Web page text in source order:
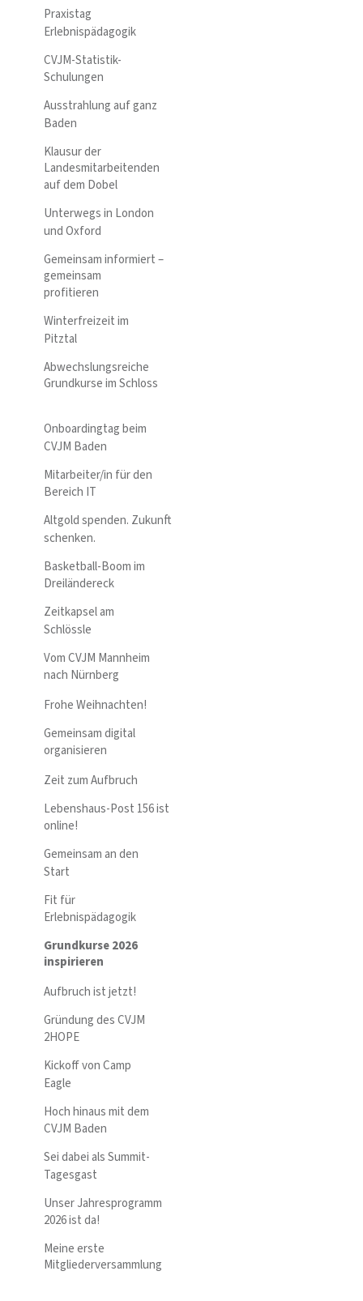
Praxistag
Erlebnispädagogik
CVJM-Statistik-
Schulungen
Ausstrahlung auf ganz
Baden
Klausur der
Landesmitarbeitenden
auf dem Dobel
Unterwegs in London
und Oxford
Gemeinsam informiert –
gemeinsam
profitieren
Winterfreizeit im
Pitztal
Abwechslungsreiche
Grundkurse im Schloss
Onboardingtag beim
CVJM Baden
Mitarbeiter/in für den
Bereich IT
Altgold spenden. Zukunft
schenken.
Basketball-Boom im
Dreiländereck
Zeitkapsel am
Schlössle
Vom CVJM Mannheim
nach Nürnberg
Frohe Weihnachten!
Gemeinsam digital
organisieren
Zeit zum Aufbruch
Lebenshaus-Post 156 ist
online!
Gemeinsam an den
Start
Fit für
Erlebnispädagogik
Grundkurse 2026
inspirieren
Aufbruch ist jetzt!
Gründung des CVJM
2HOPE
Kickoff von Camp
Eagle
Hoch hinaus mit dem
CVJM Baden
Sei dabei als Summit-
Tagesgast
Unser Jahresprogramm
2026 ist da!
Meine erste
Mitgliederversammlung